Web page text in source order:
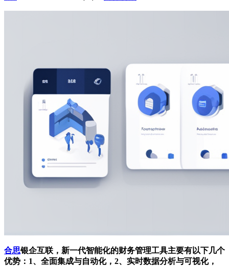
合思银企互联，新一代智能化的财务管理工具主要有以下几个
优势：1、全面集成与自动化，2、实时数据分析与可视化，